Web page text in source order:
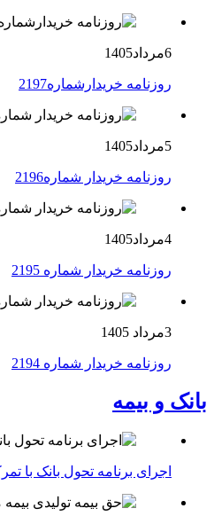
6مرداد1405
روزنامه خریدارشماره2197
5مرداد1405
روزنامه خریدار شماره2196
4مرداد1405
روزنامه خریدار شماره 2195
3مرداد 1405
روزنامه خریدار شماره 2194
بانک و بیمه
اجرای برنامه تحول بانک با